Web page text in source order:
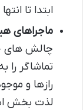
ابتدا تا
ماجراهای
چالش های
تماشاگر را
رازها و
لذت بخش